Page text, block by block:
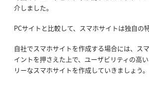
介しました。
PCサイトと比較して、スマホサイトは独自の
自社でスマホサイトを作成する場合には、ス
イントを押さえた上で、ユーザビリティの高
リーなスマホサイトを作成していきましょう。